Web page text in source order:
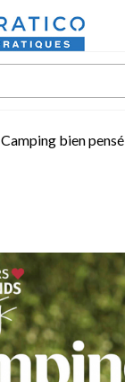
Camping bien pensé